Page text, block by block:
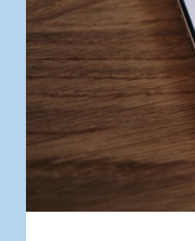
VOS
EN